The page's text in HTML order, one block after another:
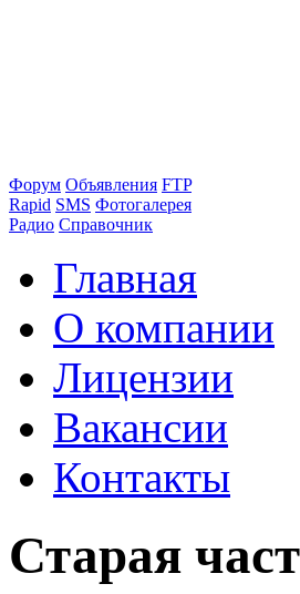
Форум Объявления FTP
Rapid SMS Фотогалерея
Радио Справочник
Главная
О компании
Лицензии
Вакансии
Контакты
Старая